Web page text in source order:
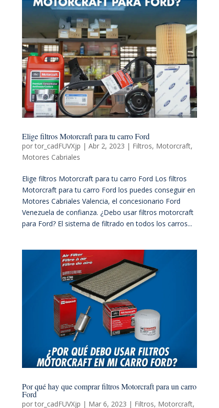
Elige filtros Motorcraft para tu carro Ford
portor_cadFUVXjp | Abr 2, 2023 | Filtros, Motorcraft,
Motores Cabriales
Elige filtros Motorcraft para tu carro Ford Los filtros
Motorcraft para tu carro Ford los puedes conseguir en
Motores Cabriales Valencia, el concesionario Ford
Venezuela de confianza. ¿Debo usar filtros motorcraft
para Ford? El sistema de filtrado en todos los carros...
Por qué hay que comprar filtros Motorcraft para un carro
Ford
portor_cadFUVXjp | Mar 6, 2023 | Filtros, Motorcraft,